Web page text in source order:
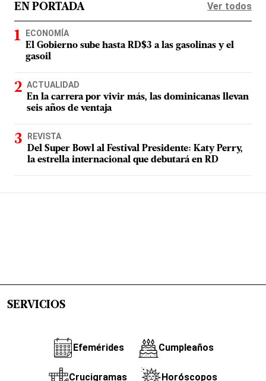
EN PORTADA Ver todos
ECONOMÍA
El Gobierno sube hasta RD$3 a las gasolinas y el
gasoil
ACTUALIDAD
En la carrera por vivir más, las dominicanas llevan
seis años de ventaja
REVISTA
Del Super Bowl al Festival Presidente: Katy Perry,
la estrella internacional que debutará en RD
SERVICIOS
Efemérides Cumpleaños
Crucigramas Horóscopos